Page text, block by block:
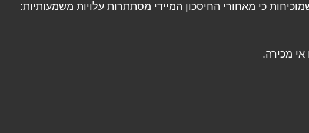
כי מאחורי החיסכון המיידי מסתתרות עלויות משמעותיות:
אי מכירה.